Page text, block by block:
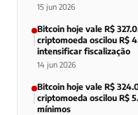
15 jun 2026
Bitcoin hoje vale R$
criptomoeda oscilou R$
intensificar fiscalização
14 jun 2026
Bitcoin hoje vale R$
criptomoeda oscilou R$
mínimos